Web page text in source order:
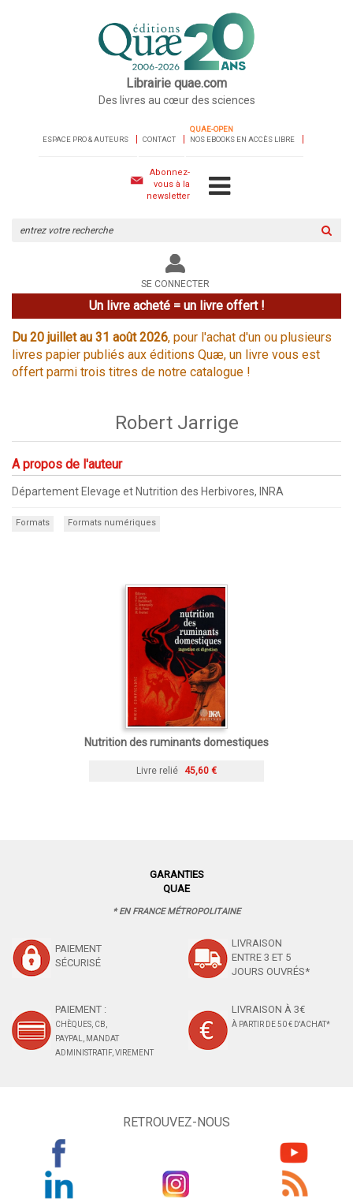
Librairie quae.com
Des livres au cœur des sciences
ESPACE PRO & AUTEURS CONTACT
QUAE-OPEN
NOS EBOOKS EN ACCÈS LIBRE
Abonnez-
vous à la
newsletter
le
site
SE CONNECTER
Un livre acheté = un livre offert !
Du 20 juillet au 31 août 2026, pour l'achat d'un ou plusieurs
livres papier publiés aux éditions Quæ, un livre vous est
offert parmi trois titres de notre catalogue !
Robert Jarrige
A propos de l'auteur
Département Elevage et Nutrition des Herbivores, INRA
Formats Formats numériques
Nutrition des ruminants domestiques
Livre relié 45,60 €
GARANTIES
QUAE
* EN FRANCE MÉTROPOLITAINE
PAIEMENT
SÉCURISÉ
LIVRAISON
ENTRE 3 ET 5
JOURS OUVRÉS*
PAIEMENT :
CHÈQUES, CB,
PAYPAL, MANDAT
ADMINISTRATIF, VIREMENT
LIVRAISON À 3€
À PARTIR DE 50 € D'ACHAT*
RETROUVEZ-NOUS